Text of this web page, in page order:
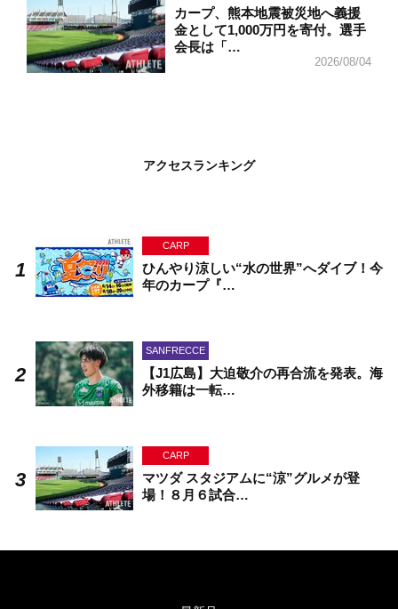
カープ、熊本地震被災地へ義援
金として1,000万円を寄付。選手
会長は「…
2026/08/04
アクセスランキング
CARP
ひんやり涼しい“水の世界”へダイブ！今
年のカープ『…
SANFRECCE
【J1広島】大迫敬介の再合流を発表。海
外移籍は一転…
CARP
マツダ スタジアムに“涼”グルメが登
場！８月６試合…